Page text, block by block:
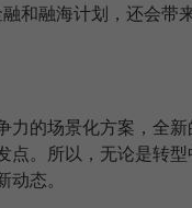
和融海计划，还会带
力的场景化方案，全
点。所以，无论是转
态。